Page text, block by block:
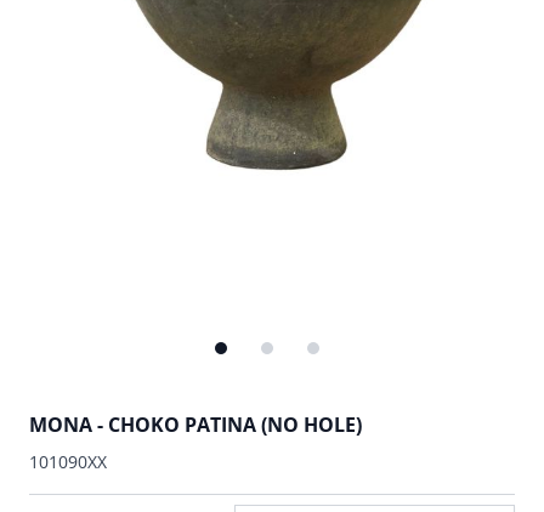
MONA - CHOKO PATINA (NO HOLE)
101090XX